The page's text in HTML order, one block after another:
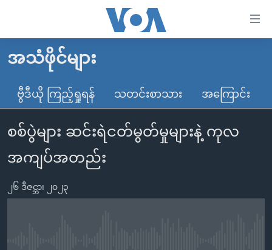
လွယ်ကူ
သည့်
Link
များ
ပင်မ
သို့
မူလစာမျက်နှာ
မြန်မာ
ကမ္ဘာ့သတင်းများ
နိုင်ငံတကာ
အမေရိကန်
အစ္စရေး-ပါလက်စတိုင်း
ဗွီဒီယို
သတင်းလွတ်လပ်ခွင့်
ရပ်ဝန်းတခု လမ်းတခု အလွန်
အင်္ဂလိပ်စာလေ့လာမယ်
အသံဖိုင်များ
ဗွီဒီယို ကြည့်ရှုရန် သတင်းစာသား အကြောင်း
စစ်ပွဲများ ဆင်းရဲငတ်မွတ်မှုများနဲ့ ကုလ
အကျပ်အတည်း
၂၆ ဒီဇင္ဘာ၊ ၂၀၂၃